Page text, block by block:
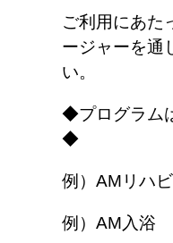
ご利用にあた
ージャーを通
い。
◆プログラム
◆
例）AMリハ
例）AM入浴